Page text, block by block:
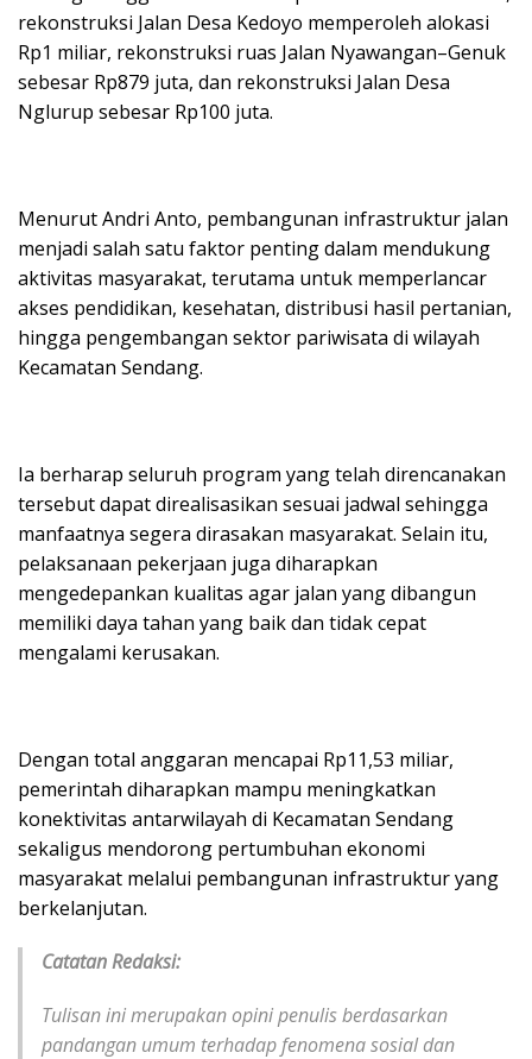
rekonstruksi Jalan Desa Kedoyo memperoleh alokasi
Rp1 miliar, rekonstruksi ruas Jalan Nyawangan–Genuk
sebesar Rp879 juta, dan rekonstruksi Jalan Desa
Nglurup sebesar Rp100 juta.
Menurut Andri Anto, pembangunan infrastruktur jalan
menjadi salah satu faktor penting dalam mendukung
aktivitas masyarakat, terutama untuk memperlancar
akses pendidikan, kesehatan, distribusi hasil pertanian,
hingga pengembangan sektor pariwisata di wilayah
Kecamatan Sendang.
Ia berharap seluruh program yang telah direncanakan
tersebut dapat direalisasikan sesuai jadwal sehingga
manfaatnya segera dirasakan masyarakat. Selain itu,
pelaksanaan pekerjaan juga diharapkan
mengedepankan kualitas agar jalan yang dibangun
memiliki daya tahan yang baik dan tidak cepat
mengalami kerusakan.
Dengan total anggaran mencapai Rp11,53 miliar,
pemerintah diharapkan mampu meningkatkan
konektivitas antarwilayah di Kecamatan Sendang
sekaligus mendorong pertumbuhan ekonomi
masyarakat melalui pembangunan infrastruktur yang
berkelanjutan.
Catatan Redaksi:
Tulisan ini merupakan opini penulis berdasarkan
pandangan umum terhadap fenomena sosial dan